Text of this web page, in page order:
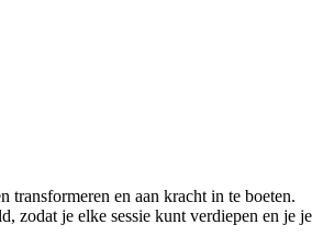
transformeren en aan kracht in te boeten.
zodat je elke sessie kunt verdiepen en je je